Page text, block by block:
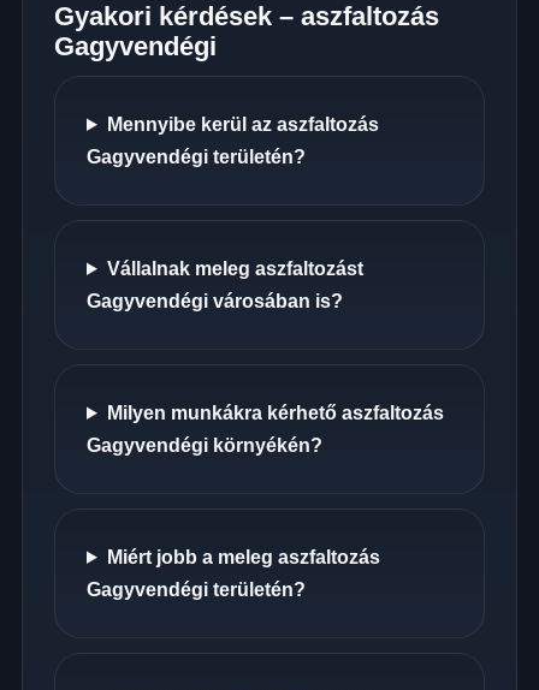
Gyakori kérdések – aszfaltozás
Gagyvendégi
Mennyibe kerül az aszfaltozás
Gagyvendégi területén?
Vállalnak meleg aszfaltozást
Gagyvendégi városában is?
Milyen munkákra kérhető aszfaltozás
Gagyvendégi környékén?
Miért jobb a meleg aszfaltozás
Gagyvendégi területén?